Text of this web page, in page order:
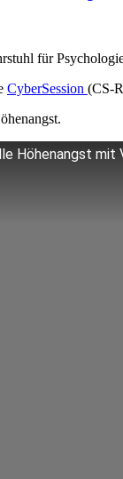
für
CyberSession (CS-
Höhenangst mit